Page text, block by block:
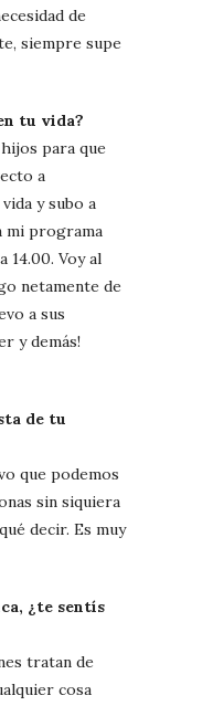
de
siempre supe
tu vida?
para que
a
y subo a
mi programa
14.00. Voy al
netamente de
a sus
y demás!
de tu
que podemos
sin siquiera
decir. Es muy
¿te sentís
tratan de
cosa